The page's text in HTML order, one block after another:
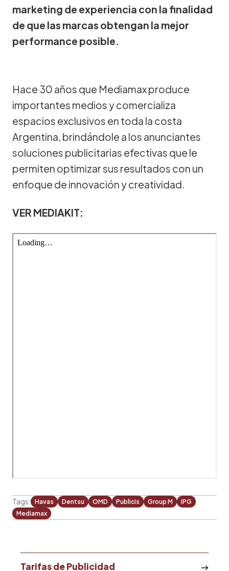
marketing de experiencia con la finalidad
de que las marcas obtengan la mejor
performance posible.
Hace 30 años que Mediamax produce
importantes medios y comercializa
espacios exclusivos en toda la costa
Argentina, brindándole a los anunciantes
soluciones publicitarias efectivas que le
permiten optimizar sus resultados con un
enfoque de innovación y creatividad.
VER MEDIAKIT:
Tags: Havas Dentsu OMD Publicis Group M
IPG
Mediamax
Tarifas de Publicidad